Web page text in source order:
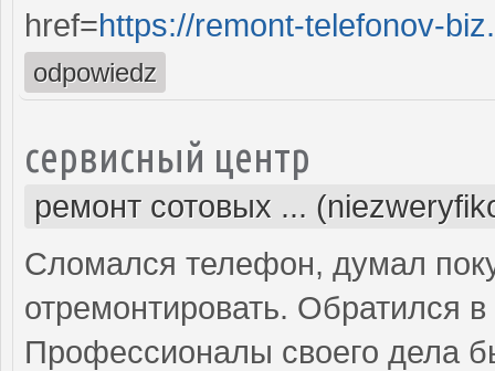
href=https://remont-telefonov-
odpowiedz
сервисный центр
ремонт сотовых ...
Сломался телефон, думал
отремонтировать. Обратился
Профессионалы своего дела